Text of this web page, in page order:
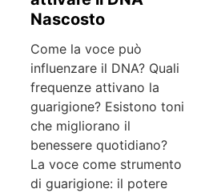
Nascosto
Come la voce può
influenzare il DNA? Quali
frequenze attivano la
guarigione? Esistono toni
che migliorano il
benessere quotidiano?
La voce come strumento
di guarigione: il potere